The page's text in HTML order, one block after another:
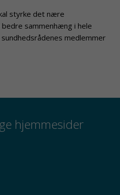
styrke det nære
sammenhæng i hele
medlemmer
hjemmesider